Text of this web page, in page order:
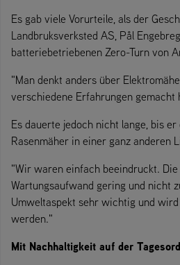
Es gab viele Vorurteile, als der
Landbruksverksted AS, Pål
batteriebetriebenen Zero-Turn von
"Man denkt anders über
verschiedene Erfahrungen gemacht
Es dauerte jedoch nicht lange, bis
Rasenmäher in einer ganz anderen
"Wir waren einfach beeindruckt.
Wartungsaufwand gering und nicht
Umweltaspekt sehr wichtig und
werden."
Mit Nachhaltigkeit auf der